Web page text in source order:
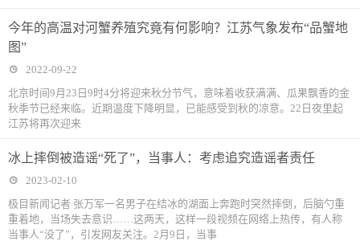
今年的高温对河蟹养殖究竟有何影响？江苏气象发布“品蟹地
图”
2022-09-22
北京时间9月23日9时4分将迎来秋分节气，意味着收获满满、瓜果飘香的金
秋季节已经来临。近期温度下降明显，已能感受到秋的凉意。22日夜里起
江苏将再次迎来
冰上摔倒被造谣“死了”，当事人：考虑追究造谣者责任
2023-02-10
极目新闻记者 张万军一名男子在结冰的湖面上奔跑时突然摔倒，后脑勺重
重着地，当场失去意识……这两天，这样一段视频在网络上热传，有人称
当事人“没了”，引发网友关注。2月9日，当事